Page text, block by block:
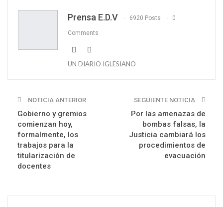
Prensa E.D.V 6920 Posts 0
Comments
UN DIARIO IGLESIANO
NOTICIA ANTERIOR
Gobierno y gremios
comienzan hoy,
formalmente, los
trabajos para la
titularización de
docentes
SEGUIENTE NOTICIA
Por las amenazas de
bombas falsas, la
Justicia cambiará los
procedimientos de
evacuación